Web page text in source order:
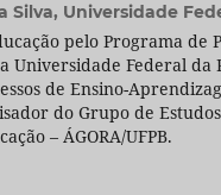
Silva, Universidade
pelo Programa de
Universidade Federal da
de Ensino-
do Grupo de
– ÁGORA/UFPB.